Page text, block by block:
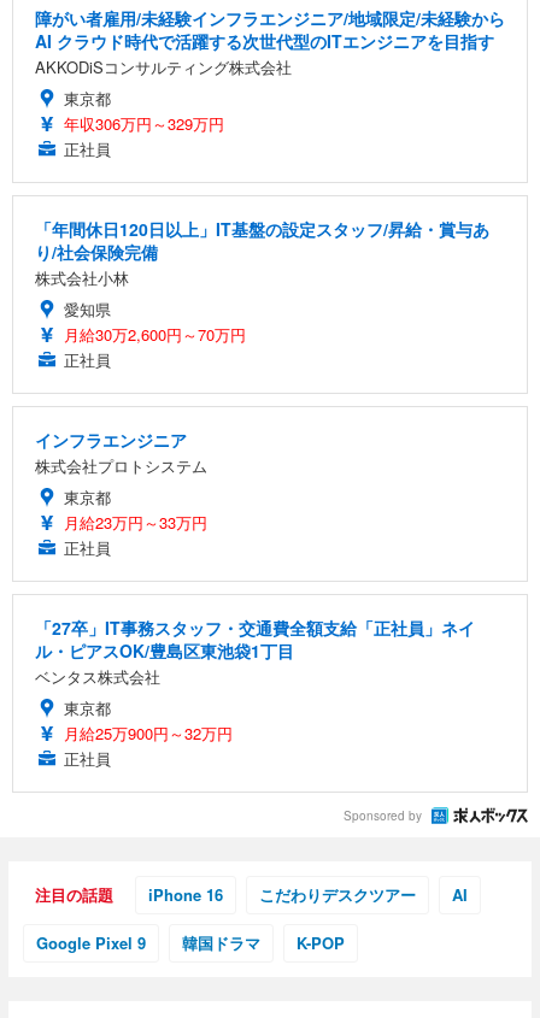
障がい者雇用/未経験インフラエンジニア/地域限定/未経験から
AI クラウド時代で活躍する次世代型のITエンジニアを目指す
AKKODiSコンサルティング株式会社
東京都
年収306万円～329万円
正社員
「年間休日120日以上」IT基盤の設定スタッフ/昇給・賞与あ
り/社会保険完備
株式会社小林
愛知県
月給30万2,600円～70万円
正社員
インフラエンジニア
株式会社プロトシステム
東京都
月給23万円～33万円
正社員
「27卒」IT事務スタッフ・交通費全額支給「正社員」ネイ
ル・ピアスOK/豊島区東池袋1丁目
ベンタス株式会社
東京都
月給25万900円～32万円
正社員
Sponsored by
注目の話題 iPhone 16 こだわりデスクツアー AI
Google Pixel 9 韓国ドラマ K-POP